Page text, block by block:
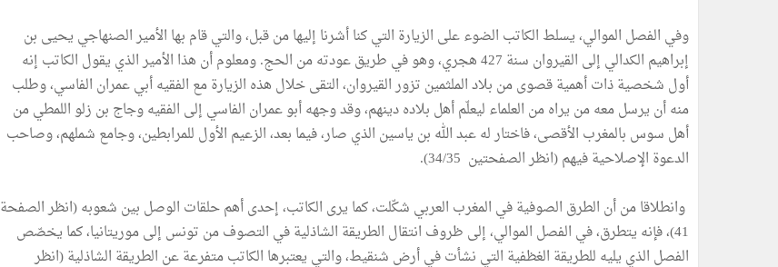
وفي الفصل الموالي، يسلط الكاتب الضوء على الزيارة التي كنا أشرنا إليها من قبل، والتي قام بها الأمير الصنهاجي يحيى بن
إبراهيم الكدالي إلى القيروان سنة 427 هجري، وهو في طريق عودته من الحج. ومعلوم أن هذا الأمير الذي يقول الكاتب إنه
أول شخصية ذات أهمية قصوى من بلاد الملثمين تزور القيروان، التقى خلال هذه الزيارة مع الفقيه أبي عمران الفاسي، وطلب
منه أن يرسل معه من يراه من العلماء ليعلّم أهل بلاده دينهم، وقد وجهه أبو عمران الفاسي إلى الفقيه وجاج بن زلو اللمطي من
أهل سوس بالمغرب الأقصى، فاختار له عبد الله بن ياسين الذي صار، فيما بعد، الزعيم الأول للمرابطين، وجامع شملهم، وصاحب
الدعوة الإصلاحية فيهم (انظر الصفحتين 34/35).
وانطلاقا من أن الطرق الصوفية في المغرب العربي شكّلت، كما يرى الكاتب، إحدى أهم حلقات الوصل بين شعوبه (انظر الصفحة
41)، فإنه يتطرق، في الفصل الموالي، إلى ظروف انتقال الطريقة الشاذلية في التصوف من تونس إلى موريتانيا، كما يخصّص
الفصل الذي يليه للطريقة الغظفية التي نشأت في أرض شنقيط، والتي يعتبرها الكاتب متفرعة عن الطريقة الشاذلية (انظر